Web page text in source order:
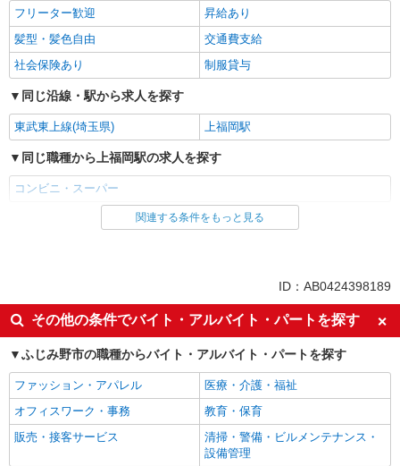
フリーター歓迎
昇給あり
髪型・髪色自由
交通費支給
社会保険あり
制服貸与
同じ沿線・駅から求人を探す
東武東上線(埼玉県) 上福岡駅
同じ職種から上福岡駅の求人を探す
コンビニ・スーパー
同じ雇用形態から上福岡駅の求人を探す
フリーター歓迎
昇給あり
髪型・髪色自由
交通費支給
社会保険あり
制服貸与
同じ職種から求人を探す
販売・接客サービス
関連する条件をもっと見る
ID：AB0424398189
その他の条件でバイト・アルバイト・パートを探す
ふじみ野市の職種からバイト・アルバイト・パートを探す
ファッション・アパレル
医療・介護・福祉
オフィスワーク・事務
教育・保育
販売・接客サービス
清掃・警備・ビルメンテナンス・
設備管理